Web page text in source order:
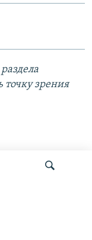
точку зрения